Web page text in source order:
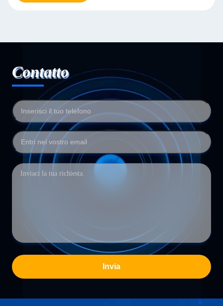
Contatto
Invia